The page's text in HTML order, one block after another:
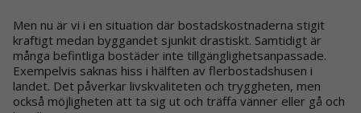
Men nu är vi i en situation där bostadskostnaderna stigit
kraftigt medan byggandet sjunkit drastiskt. Samtidigt är
många befintliga bostäder inte tillgänglighetsanpassade.
Exempelvis saknas hiss i hälften av flerbostadshusen i
landet. Det påverkar livskvaliteten och tryggheten, men
också möjligheten att ta sig ut och träffa vänner eller gå och